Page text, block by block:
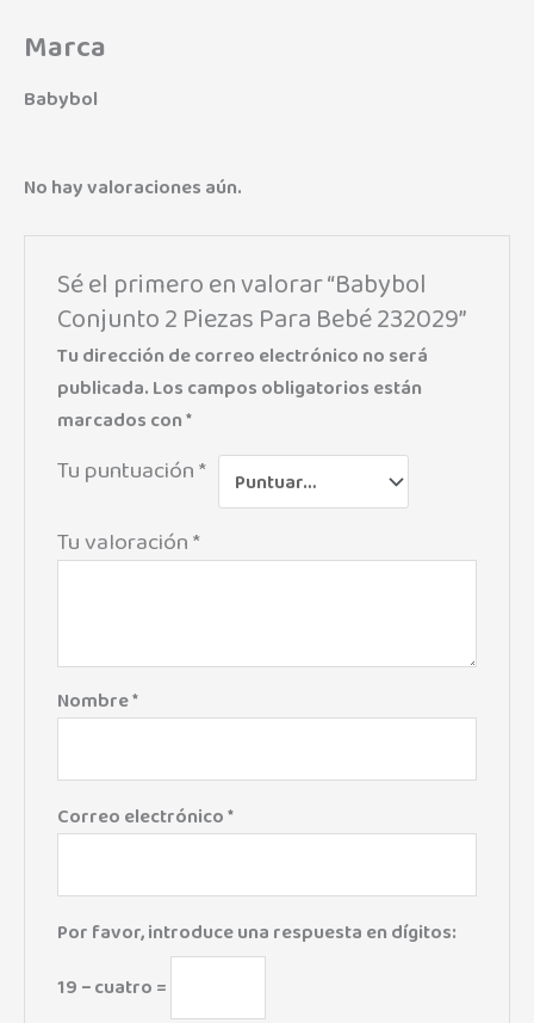
Marca
Babybol
No hay valoraciones aún.
Sé el primero en valorar “Babybol
Conjunto 2 Piezas Para Bebé 232029”
Tu dirección de correo electrónico no será
publicada.Los campos obligatorios están
marcados con*
Tu puntuación*
Tu valoración*
Nombre*
Correo electrónico*
Por favor, introduce una respuesta en dígitos:
19 − cuatro =